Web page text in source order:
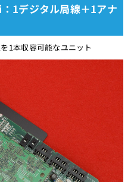
：1デジタル局線＋1アナ
1本収容可能なユニット